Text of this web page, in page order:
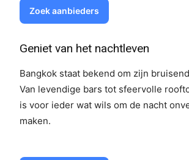
Zoek aanbieders
Geniet van het nachtleven
Bangkok staat bekend om zijn
Van levendige bars tot sfeervolle
is voor ieder wat wils om de nacht
maken.